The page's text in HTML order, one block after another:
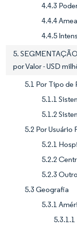
4.4.3
4.4.4
4.4.5
5.
por Valor - USD
5.1 Por Tipo de
5.1.1
5.1.2
5.2 Por Usuário
5.2.1
5.2.2
5.2.3
5.3 Geografia
5.3.1